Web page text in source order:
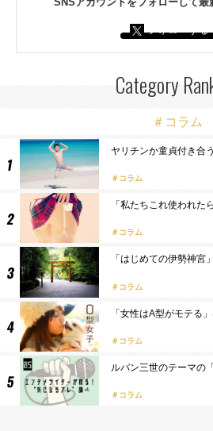
Category
＃コラム
ヤリチンか童貞付き合
コラム
「私たちこれ使われ
コラム
「はじめての伊勢神
コラム
「女性はA型がモテる
コラム
ルパン三世のテーマの
コラム